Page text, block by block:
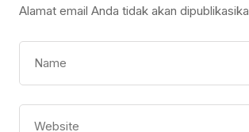
Alamat email Anda tidak akan